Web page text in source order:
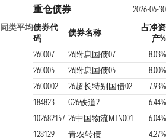
同类平均
重仓债券
2026-06-30
债券代
码
债券名称
占净资
产%
260007
26附息国债07
8.03%
260005
26附息国债05
8.00%
2600002
26超长特别国债02
7.93%
184823
G26铁道2
6.44%
102682157 26中国物流MTN001
6.04%
128129
青农转债
4.27%